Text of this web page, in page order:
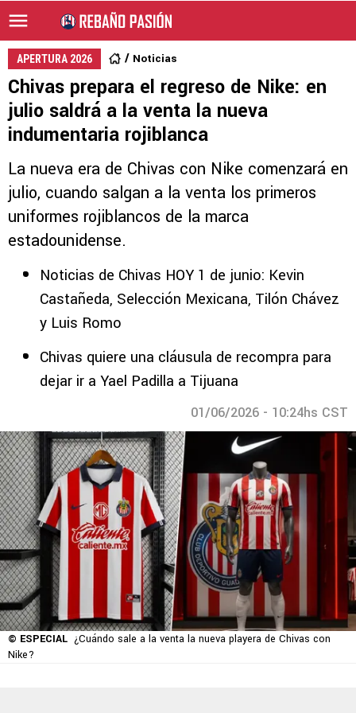
APERTURA 2026 Noticias
Chivas prepara el regreso de Nike: en
julio saldrá a la venta la nueva
indumentaria rojiblanca
La nueva era de Chivas con Nike comenzará en
julio, cuando salgan a la venta los primeros
uniformes rojiblancos de la marca
estadounidense.
Noticias de Chivas HOY 1 de junio: Kevin
Castañeda, Selección Mexicana, Tilón Chávez
y Luis Romo
Chivas quiere una cláusula de recompra para
dejar ir a Yael Padilla a Tijuana
01/06/2026 - 10:24hs CST
© ESPECIAL ¿Cuándo sale a la venta la nueva playera de Chivas con
Nike?